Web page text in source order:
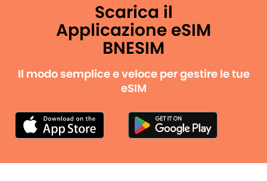
Scarica il
Applicazione eSIM
BNESIM
Il modo semplice e veloce per gestire le tue
eSIM